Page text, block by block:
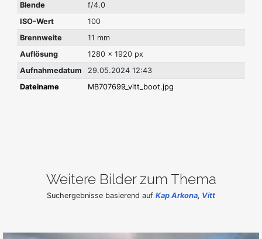
Blende
f/4.0
ISO-Wert
100
Brennweite
11 mm
Auflösung
1280 x 1920 px
Aufnahmedatum
29.05.2024 12:43
Dateiname
MB707699_vitt_boot.jpg
Weitere Bilder zum Thema
Suchergebnisse basierend auf Kap Arkona, Vitt